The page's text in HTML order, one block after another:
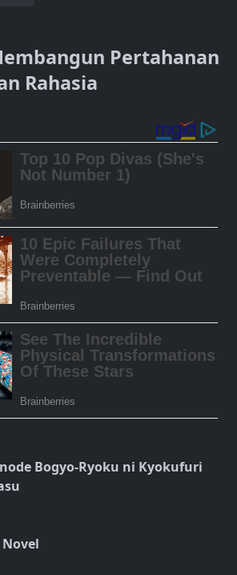
Pertahanan
Rahasia
Bogyo-Ryoku ni Kyokufuri